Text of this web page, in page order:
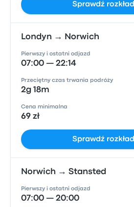
Sprawdź rozkład
Londyn → Norwich
Pierwszy i ostatni odjazd
07:00 — 22:14
Przeciętny czas trwania podróży
2g 18m
Cena minimalna
69 zł
Sprawdź rozkład
Norwich → Stansted
Pierwszy i ostatni odjazd
07:00 — 20:00